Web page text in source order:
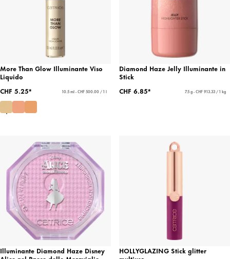
More Than Glow Illuminante Viso
Liquido
CHF 5.25*
10.5 ml - CHF 500.00 / 1 l
Diamond Haze Jelly Illuminante in
Stick
CHF 6.85*
7.5 g - CHF 913.33 / 1 kg
Illuminante Diamond Haze Disney
HOLLYGLAZING Stick glitter